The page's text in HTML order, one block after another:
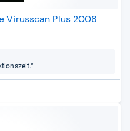
Virusscan Plus 2008